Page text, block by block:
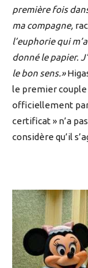
première fois
ma compagne,
l’euphorie qui
donné le papier.
le bon sens.»
le premier
officiellement par
certificat » n’a
considère qu’il